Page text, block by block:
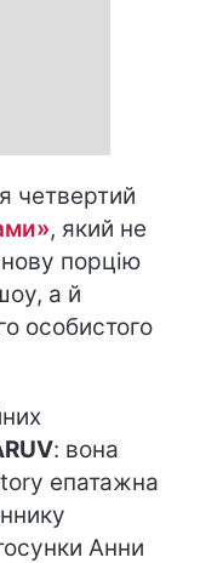
четвертий
, який не
порцію
а й
особистого
: вона
епатажна
Анни